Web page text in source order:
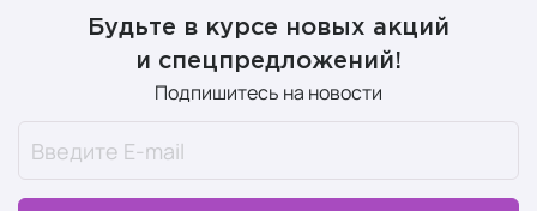
базовый уход, но и решение специфических проблем
Формулы часто содержат повышенную концентрацию
ароматических композициях и лаконичном дизайне
упаковки.
Будьте в курсе новых акций
и спецпредложений!
Подпишитесь на новости